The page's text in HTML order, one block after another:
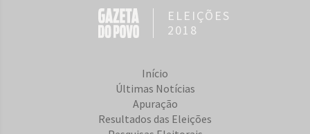
ELEIÇÕES
2018
Início
Últimas Notícias
Apuração
Resultados das Eleições